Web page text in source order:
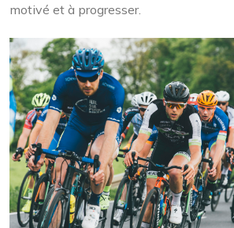
motivé et à progresser.